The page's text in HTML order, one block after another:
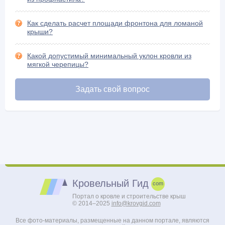
Шифер и его разновидности (15)
Как сделать расчет площади фронтона для ломаной
крыши?
Какой допустимый минимальный уклон кровли из
мягкой черепицы?
Задать свой вопрос
Кровельный Гид
Портал о кровле и строительстве крыш
© 2014–2025 info@krovgid.com
Все фото-материалы, размещенные на данном портале, являются